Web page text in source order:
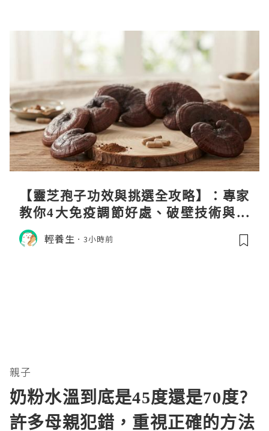
【靈芝孢子功效與挑選全攻略】：專家
教你4大免疫調節好處、破壁技術與挑
選秘訣
輕養生 3小時前
親子
奶粉水溫到底是45度還是70度?
許多母親犯錯，重視正確的方法